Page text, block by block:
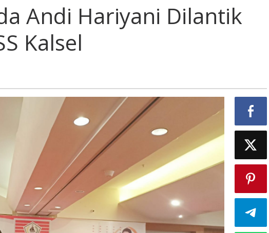
Hariyani
Dilantik
Ketua
Andi Hariyani Dilantik
Kalsel